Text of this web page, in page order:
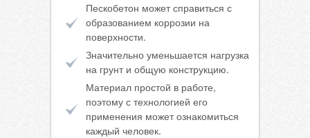
Пескобетон может справиться с
образованием коррозии на
поверхности.
Значительно уменьшается нагрузка
на грунт и общую конструкцию.
Материал простой в работе,
поэтому с технологией его
применения может ознакомиться
каждый человек.